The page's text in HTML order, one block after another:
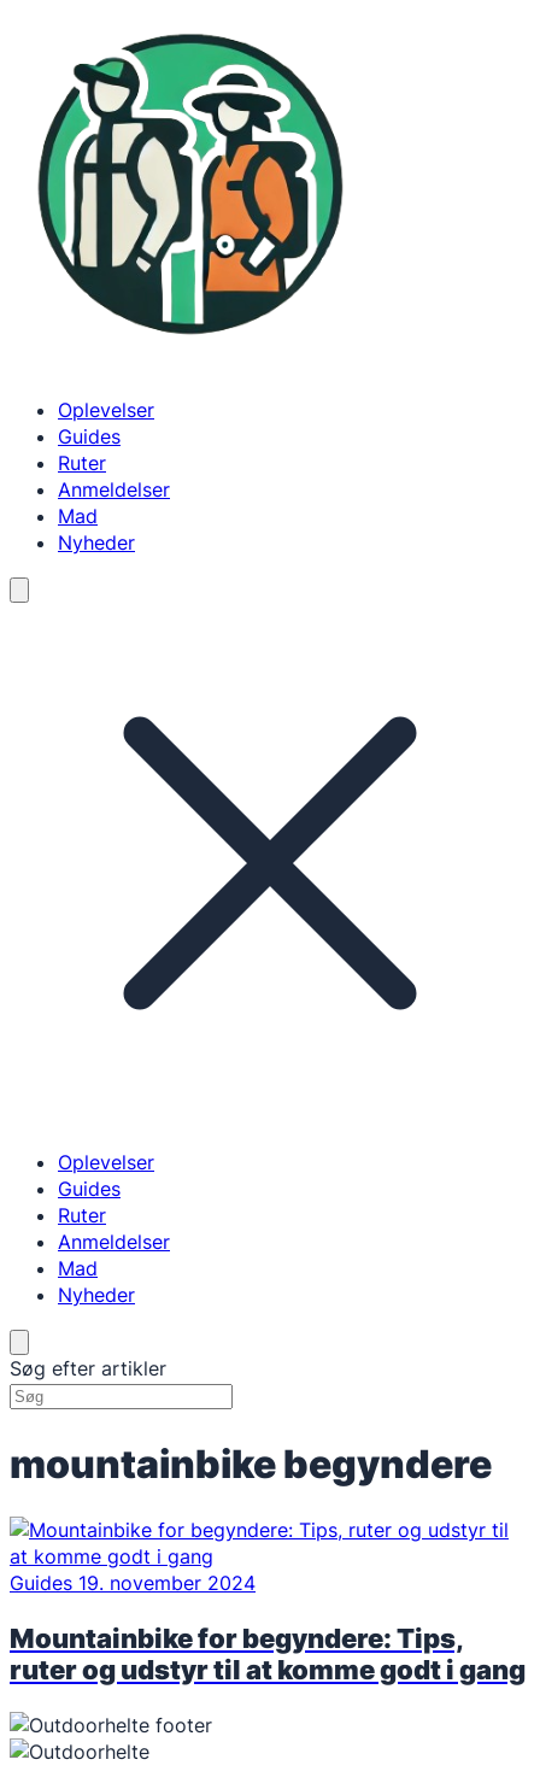
indhold
Oplevelser
Guides
Ruter
Anmeldelser
Mad
Nyheder
Oplevelser
Guides
Ruter
Anmeldelser
Mad
Nyheder
Søg efter artikler
mountainbike begyndere
Guides 19. november 2024
Mountainbike for begyndere: Tips,
ruter og udstyr til at komme godt i gang